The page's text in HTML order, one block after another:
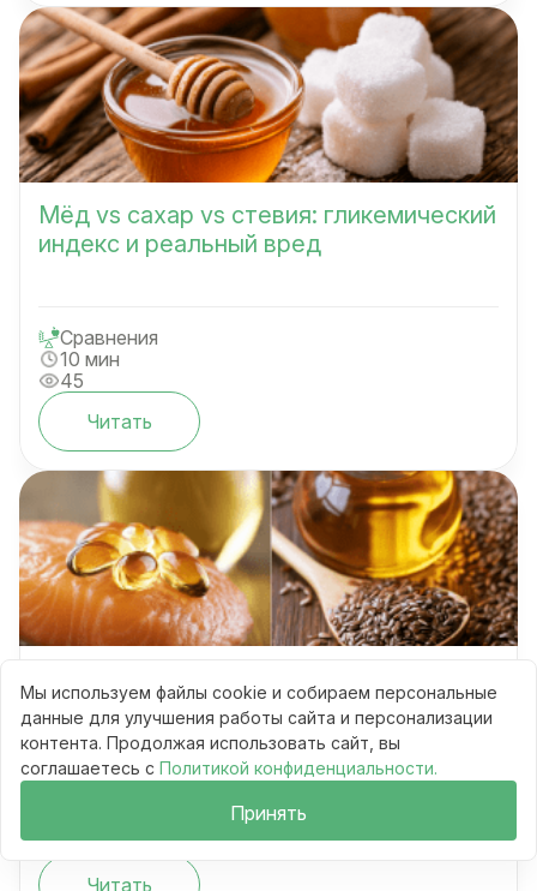
Мёд vs сахар vs стевия: гликемический
индекс и реальный вред
Сравнения
10 мин
45
Читать
усваивается ли омега-3 и что выбрать
74
Читать
Мы используем файлы cookie и собираем персональные
данные для улучшения работы сайта и персонализации
контента. Продолжая использовать сайт, вы
соглашаетесь с Политикой конфиденциальности.
Принять